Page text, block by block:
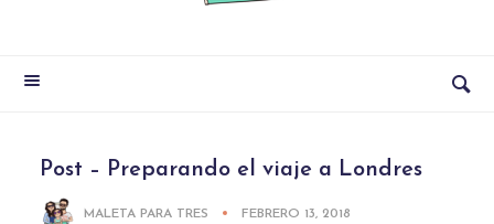
Post – Preparando el viaje a Londres
MALETA PARA TRES FEBRERO 13, 2018